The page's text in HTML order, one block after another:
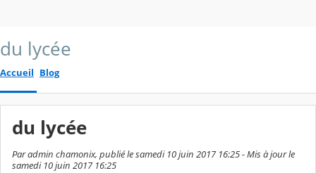
du lycée
Accueil Blog
du lycée
Par admin chamonix, publié le samedi 10 juin 2017 16:25 - Mis à jour le
samedi 10 juin 2017 16:25